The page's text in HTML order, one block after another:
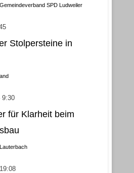
SPD Ludweiler
Stolpersteine in
9:30
für Klarheit beim